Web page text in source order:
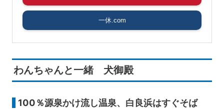
一休.com
わんちゃんと一緒 犬御殿
100％源泉かけ流し温泉、白良浜はすぐそば